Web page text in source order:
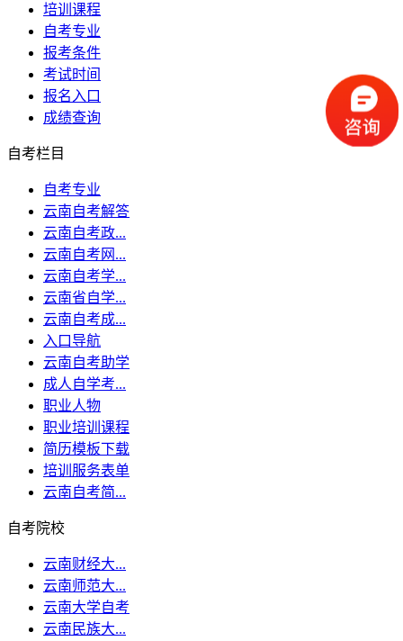
培训课程
自考专业
报考条件
考试时间
报名入口
成绩查询
自考栏目
自考专业
云南自考解答
云南自考政...
云南自考网...
云南自考学...
云南省自学...
云南自考成...
入口导航
云南自考助学
成人自学考...
职业人物
职业培训课程
简历模板下载
培训服务表单
云南自考简...
自考院校
云南财经大...
云南师范大...
云南大学自考
云南民族大...